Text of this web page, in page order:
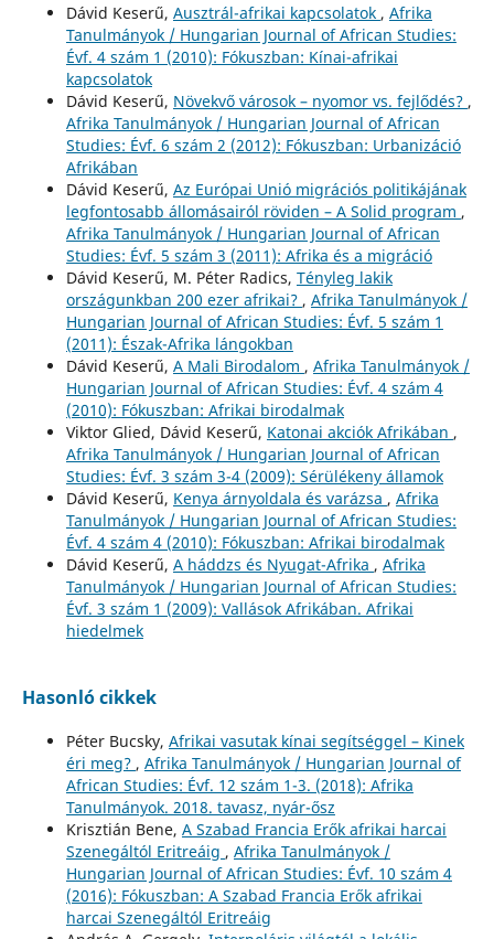
Dávid Keserű, Ausztrál-afrikai kapcsolatok , Afrika
Tanulmányok / Hungarian Journal of African Studies:
Évf. 4 szám 1 (2010): Fókuszban: Kínai-afrikai
kapcsolatok
Dávid Keserű, Növekvő városok – nyomor vs. fejlődés? ,
Afrika Tanulmányok / Hungarian Journal of African
Studies: Évf. 6 szám 2 (2012): Fókuszban: Urbanizáció
Afrikában
Dávid Keserű, Az Európai Unió migrációs politikájának
legfontosabb állomásairól röviden – A Solid program ,
Afrika Tanulmányok / Hungarian Journal of African
Studies: Évf. 5 szám 3 (2011): Afrika és a migráció
Dávid Keserű, M. Péter Radics, Tényleg lakik
országunkban 200 ezer afrikai? , Afrika Tanulmányok /
Hungarian Journal of African Studies: Évf. 5 szám 1
(2011): Észak-Afrika lángokban
Dávid Keserű, A Mali Birodalom , Afrika Tanulmányok /
Hungarian Journal of African Studies: Évf. 4 szám 4
(2010): Fókuszban: Afrikai birodalmak
Viktor Glied, Dávid Keserű, Katonai akciók Afrikában ,
Afrika Tanulmányok / Hungarian Journal of African
Studies: Évf. 3 szám 3-4 (2009): Sérülékeny államok
Dávid Keserű, Kenya árnyoldala és varázsa , Afrika
Tanulmányok / Hungarian Journal of African Studies:
Évf. 4 szám 4 (2010): Fókuszban: Afrikai birodalmak
Dávid Keserű, A háddzs és Nyugat-Afrika , Afrika
Tanulmányok / Hungarian Journal of African Studies:
Évf. 3 szám 1 (2009): Vallások Afrikában. Afrikai
hiedelmek
Hasonló cikkek
Péter Bucsky, Afrikai vasutak kínai segítséggel – Kinek
éri meg? , Afrika Tanulmányok / Hungarian Journal of
African Studies: Évf. 12 szám 1-3. (2018): Afrika
Tanulmányok. 2018. tavasz, nyár-ősz
Krisztián Bene, A Szabad Francia Erők afrikai harcai
Szenegáltól Eritreáig , Afrika Tanulmányok /
Hungarian Journal of African Studies: Évf. 10 szám 4
(2016): Fókuszban: A Szabad Francia Erők afrikai
harcai Szenegáltól Eritreáig